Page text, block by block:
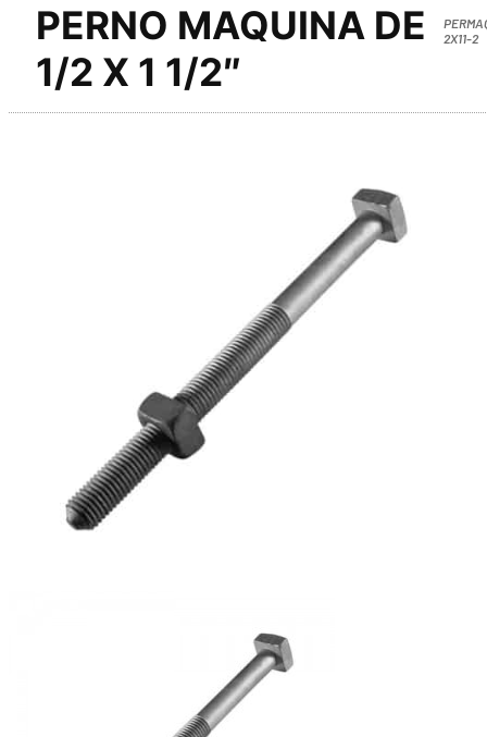
PERNO MAQUINA DE
1/2 X 1 1/2″
2X11-2